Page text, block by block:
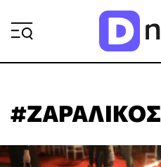
#ΖΑΡΑΛΙΚΟΣ